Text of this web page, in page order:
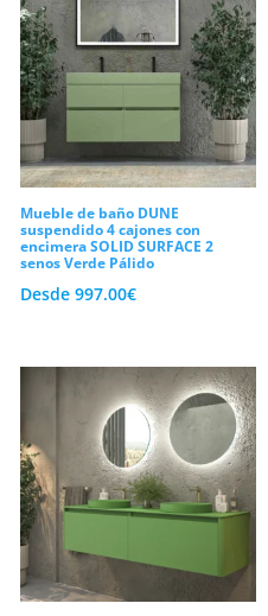
Mueble de baño DUNE
suspendido 4 cajones con
encimera SOLID SURFACE 2
senos Verde Pálido
Desde 997.00€